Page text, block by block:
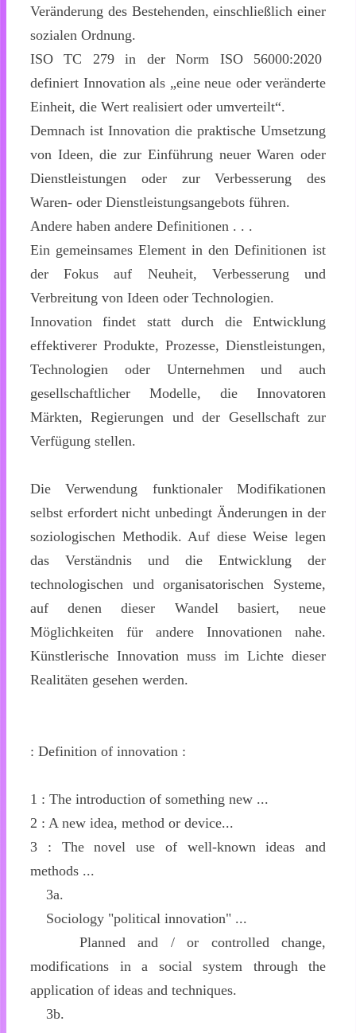
Veränderung des Bestehenden, einschließlich einer
sozialen Ordnung.
ISO TC 279 in der Norm ISO 56000:2020
definiert Innovation als „eine neue oder veränderte
Einheit, die Wert realisiert oder umverteilt“.
Demnach ist Innovation die praktische Umsetzung
von Ideen, die zur Einführung neuer Waren oder
Dienstleistungen oder zur Verbesserung des
Waren- oder Dienstleistungsangebots führen.
Andere haben andere Definitionen . . .
Ein gemeinsames Element in den Definitionen ist
der Fokus auf Neuheit, Verbesserung und
Verbreitung von Ideen oder Technologien.
Innovation findet statt durch die Entwicklung
effektiverer Produkte, Prozesse, Dienstleistungen,
Technologien oder Unternehmen und auch
gesellschaftlicher Modelle, die Innovatoren
Märkten, Regierungen und der Gesellschaft zur
Verfügung stellen.
Die Verwendung funktionaler Modifikationen
selbst erfordert nicht unbedingt Änderungen in der
soziologischen Methodik. Auf diese Weise legen
das Verständnis und die Entwicklung der
technologischen und organisatorischen Systeme,
auf denen dieser Wandel basiert, neue
Möglichkeiten für andere Innovationen nahe.
Künstlerische Innovation muss im Lichte dieser
Realitäten gesehen werden.
: Definition of innovation :
1 : The introduction of something new ...
2 : A new idea, method or device...
3 : The novel use of well-known ideas and
methods ...
3a.
Sociology "political innovation" ...
Planned and / or controlled change,
modifications in a social system through the
application of ideas and techniques.
3b.